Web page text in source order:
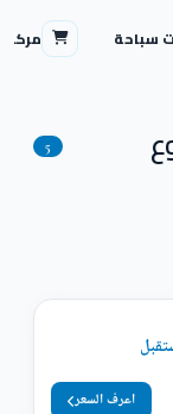
سباحة مركز
5
اعرف السعر